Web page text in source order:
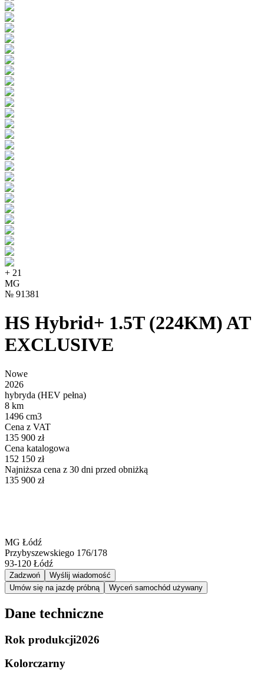
+ 21
MG
№ 91381
HS Hybrid+ 1.5T (224KM) AT
EXCLUSIVE
Nowe
2026
hybryda (HEV pełna)
8 km
1496 cm3
Cena z VAT
135 900 zł
Cena katalogowa
152 150 zł
Najniższa cena z 30 dni przed obniżką
135 900 zł
MG Łódź
Przybyszewskiego 176/178
93-120 Łódź
Zadzwoń
Wyślij wiadomość
Umów się na jazdę próbną
Wyceń samochód używany
Dane techniczne
Rok produkcji2026
Kolorczarny